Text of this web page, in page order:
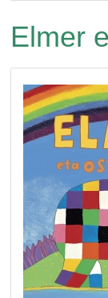
Elmer